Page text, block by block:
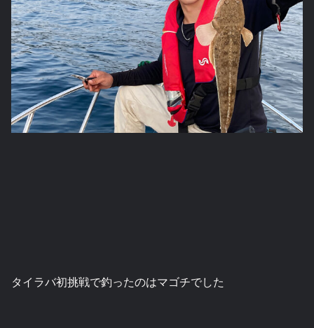
タイラバ初挑戦で釣ったのはマゴチでした